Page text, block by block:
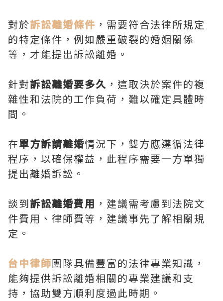
對於訴訟離婚條件 ，需要符合法律所規定
的特定條件，例如嚴重破裂的婚姻關係
等，才能提出訴訟離婚。
針對訴訟離婚要多久 ，這取決於案件的複
雜性和法院的工作負荷，難以確定具體時
間。
在單方訴請離婚情況下，雙方應遵循法律
程序，以確保權益，此程序需要一方單獨
提出離婚訴訟。
談到訴訟離婚費用 ，建議需考慮到法院文
件費用、律師費等，建議事先了解相關規
定。
台中律師團隊具備豐富的法律專業知識，
能夠提供訴訟離婚相關的專業建議和支
持，協助雙方順利度過此時期。